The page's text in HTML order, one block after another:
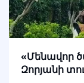
«Մենավոր
Զորյանի